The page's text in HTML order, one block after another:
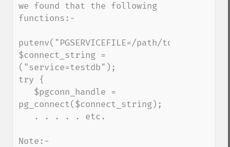
we found that the following
functions:-
putenv("PGSERVICEFILE=/path/to/your/
$connect_string =
("service=testdb");
try {
pg_connect($connect_string);
Note:-